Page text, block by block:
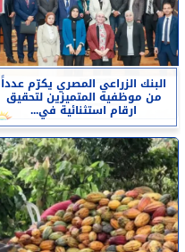
البنك الزراعي المصري يكرّم عدداً
من موظفيه المتميزين لتحقيق
ارقام استثنائية في...